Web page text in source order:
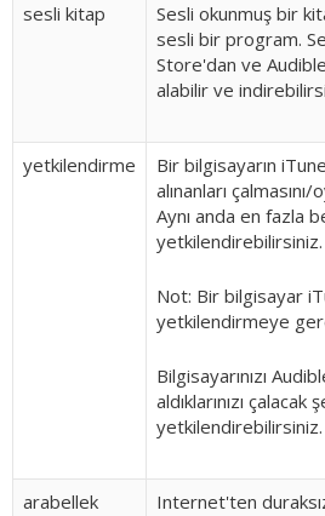
sesli kitap
Sesli okunmuş bir
sesli bir program.
Store'dan ve
alabilir ve
yetkilendirme
Bir bilgisayarın
alınanları
Aynı anda en fazla
yetkilendirebilirsiniz.
Not: Bir bilgisayar
yetkilendirmeye
Bilgisayarınızı
aldıklarınızı çalacak
yetkilendirebilirsiniz.
arabellek
Internet'ten